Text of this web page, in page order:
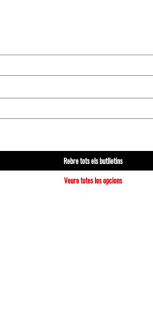
Rebre tots els butlletins
Veure totes les opcions